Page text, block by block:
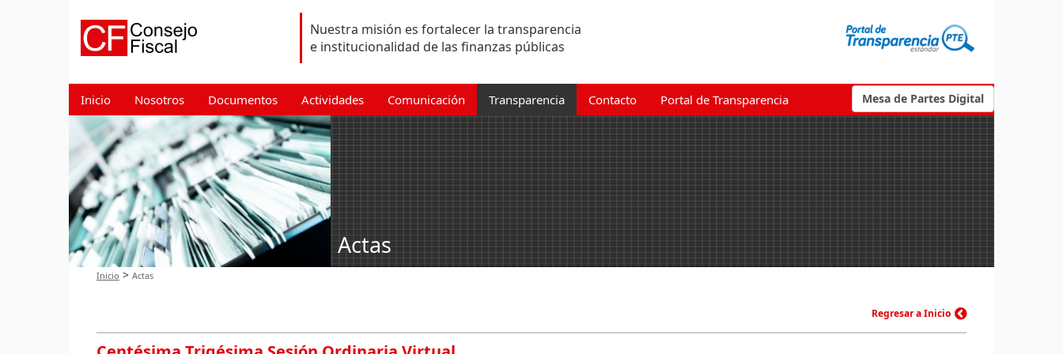
Nuestra misión es fortalecer la transparencia
e institucionalidad de las finanzas públicas
Mesa de Partes Digital
Inicio Nosotros Documentos Actividades Comunicación Transparencia Contacto Portal de Transparencia
Actas
Inicio > Actas
Regresar a Inicio